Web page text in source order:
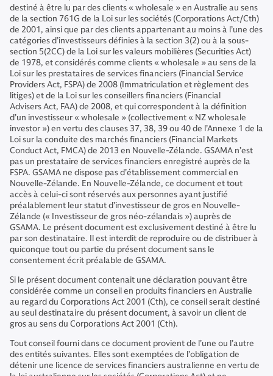
destiné à être lu par des clients « wholesale » en Australie au sens
de la section 761G de la Loi sur les sociétés (Corporations Act/Cth)
de 2001, ainsi que par des clients appartenant au moins à l’une des
catégories d’investisseurs définies à la section 3(2) ou à la sous-
section 5(2CC) de la Loi sur les valeurs mobilières (Securities Act)
de 1978, et considérés comme clients « wholesale » au sens de la
Loi sur les prestataires de services financiers (Financial Service
Providers Act, FSPA) de 2008 (Immatriculation et règlement des
litiges) et de la Loi sur les conseillers financiers (Financial
Advisers Act, FAA) de 2008, et qui correspondent à la définition
d’un investisseur « wholesale » (collectivement « NZ wholesale
investor ») en vertu des clauses 37, 38, 39 ou 40 de l’Annexe 1 de la
Loi sur la conduite des marchés financiers (Financial Markets
Conduct Act, FMCA) de 2013 en Nouvelle-Zélande. GSAMA n’est
pas un prestataire de services financiers enregistré auprès de la
FSPA. GSAMA ne dispose pas d’établissement commercial en
Nouvelle-Zélande. En Nouvelle-Zélande, ce document et tout
accès à celui-ci sont réservés aux personnes ayant justifié
préalablement leur statut d’investisseur de gros en Nouvelle-
Zélande (« Investisseur de gros néo-zélandais ») auprès de
GSAMA. Le présent document est exclusivement destiné à être lu
par son destinataire. Il est interdit de reproduire ou de distribuer à
quiconque tout ou partie du présent document sans le
consentement écrit préalable de GSAMA.
Si le présent document contenait une déclaration pouvant être
considérée comme un conseil en produits financiers en Australie
au regard du Corporations Act 2001 (Cth), ce conseil serait destiné
au seul destinataire du présent document, à savoir un client de
gros au sens du Corporations Act 2001 (Cth).
Tout conseil fourni dans ce document provient de l’une ou l’autre
des entités suivantes. Elles sont exemptées de l’obligation de
détenir une licence de services financiers australienne en vertu de